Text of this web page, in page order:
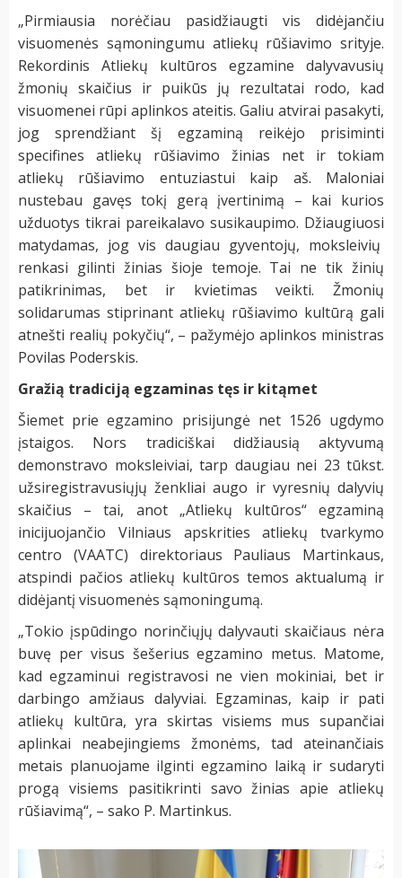
„Pirmiausia norėčiau pasidžiaugti vis didėjančiu
visuomenės sąmoningumu atliekų rūšiavimo srityje.
Rekordinis Atliekų kultūros egzamine dalyvavusių
žmonių skaičius ir puikūs jų rezultatai rodo, kad
visuomenei rūpi aplinkos ateitis. Galiu atvirai pasakyti,
jog sprendžiant šį egzaminą reikėjo prisiminti
specifines atliekų rūšiavimo žinias net ir tokiam
atliekų rūšiavimo entuziastui kaip aš. Maloniai
nustebau gavęs tokį gerą įvertinimą – kai kurios
užduotys tikrai pareikalavo susikaupimo. Džiaugiuosi
matydamas, jog vis daugiau gyventojų, moksleivių
renkasi gilinti žinias šioje temoje. Tai ne tik žinių
patikrinimas, bet ir kvietimas veikti. Žmonių
solidarumas stiprinant atliekų rūšiavimo kultūrą gali
atnešti realių pokyčių“, – pažymėjo aplinkos ministras
Povilas Poderskis.
Gražią tradiciją egzaminas tęs ir kitąmet
Šiemet prie egzamino prisijungė net 1526 ugdymo
įstaigos. Nors tradiciškai didžiausią aktyvumą
demonstravo moksleiviai, tarp daugiau nei 23 tūkst.
užsiregistravusiųjų ženkliai augo ir vyresnių dalyvių
skaičius – tai, anot „Atliekų kultūros“ egzaminą
inicijuojančio Vilniaus apskrities atliekų tvarkymo
centro (VAATC) direktoriaus Pauliaus Martinkaus,
atspindi pačios atliekų kultūros temos aktualumą ir
didėjantį visuomenės sąmoningumą.
„Tokio įspūdingo norinčiųjų dalyvauti skaičiaus nėra
buvę per visus šešerius egzamino metus. Matome,
kad egzaminui registravosi ne vien mokiniai, bet ir
darbingo amžiaus dalyviai. Egzaminas, kaip ir pati
atliekų kultūra, yra skirtas visiems mus supančiai
aplinkai neabejingiems žmonėms, tad ateinančiais
metais planuojame ilginti egzamino laiką ir sudaryti
progą visiems pasitikrinti savo žinias apie atliekų
rūšiavimą“, – sako P. Martinkus.